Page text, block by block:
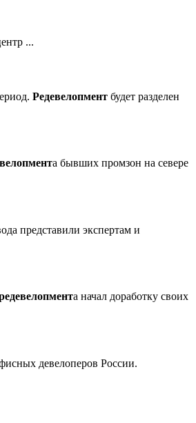
...
Редевелопмент будет разделен
а бывших промзон на севере
представили экспертам и
а начал доработку своих
девелоперов России.